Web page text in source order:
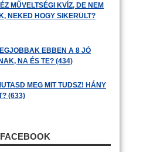
MŰVELTSÉGI KVÍZ, DE NEM
NEKED HOGY SIKERÜLT?
EBBEN A 8 JÓ
NA ÉS TE? (434)
MEG MIT TUDSZ! HÁNY
(633)